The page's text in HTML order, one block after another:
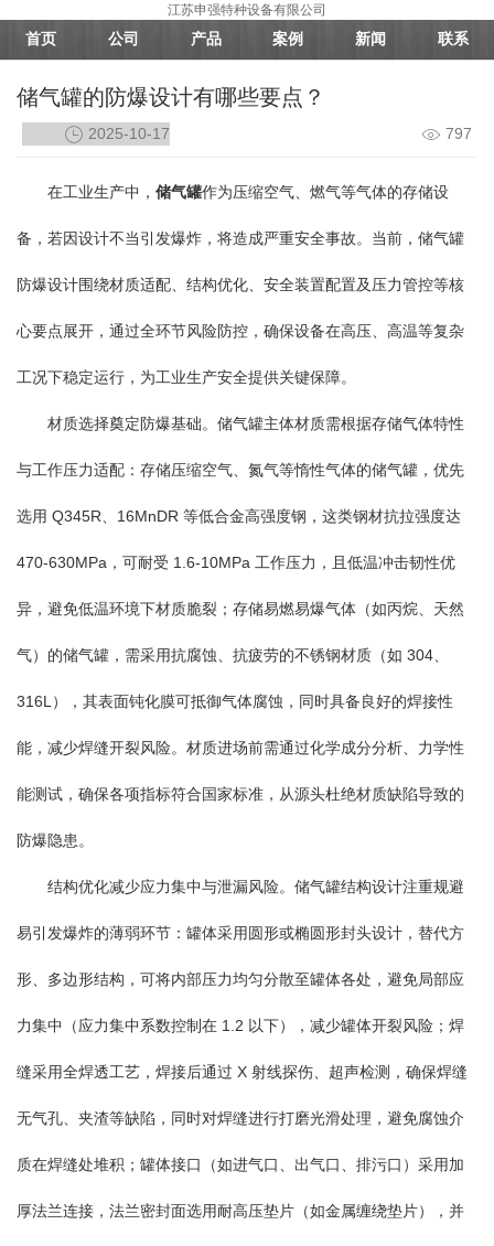
江苏申强特种设备有限公司
首页 公司 产品 案例 新闻 联系
储气罐的防爆设计有哪些要点？
797
2025-10-17
在工业生产中， 储气罐作为压缩空气、燃气等气体的存储设
备，若因设计不当引发爆炸，将造成严重安全事故。当前，储气罐
防爆设计围绕材质适配、结构优化、安全装置配置及压力管控等核
心要点展开，通过全环节风险防控，确保设备在高压、高温等复杂
工况下稳定运行，为工业生产安全提供关键保障。
材质选择奠定防爆基础。储气罐主体材质需根据存储气体特性
与工作压力适配：存储压缩空气、氮气等惰性气体的储气罐，优先
选用 Q345R、16MnDR 等低合金高强度钢，这类钢材抗拉强度达
470-630MPa，可耐受 1.6-10MPa 工作压力，且低温冲击韧性优
异，避免低温环境下材质脆裂；存储易燃易爆气体（如丙烷、天然
气）的储气罐，需采用抗腐蚀、抗疲劳的不锈钢材质（如 304、
316L），其表面钝化膜可抵御气体腐蚀，同时具备良好的焊接性
能，减少焊缝开裂风险。材质进场前需通过化学成分分析、力学性
能测试，确保各项指标符合国家标准，从源头杜绝材质缺陷导致的
防爆隐患。
结构优化减少应力集中与泄漏风险。储气罐结构设计注重规避
易引发爆炸的薄弱环节：罐体采用圆形或椭圆形封头设计，替代方
形、多边形结构，可将内部压力均匀分散至罐体各处，避免局部应
力集中（应力集中系数控制在 1.2 以下），减少罐体开裂风险；焊
缝采用全焊透工艺，焊接后通过 X 射线探伤、超声检测，确保焊缝
无气孔、夹渣等缺陷，同时对焊缝进行打磨光滑处理，避免腐蚀介
质在焊缝处堆积；罐体接口（如进气口、出气口、排污口）采用加
厚法兰连接，法兰密封面选用耐高压垫片（如金属缠绕垫片），并